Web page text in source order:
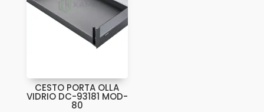
CESTO PORTA OLLA
VIDRIO DC-93181 MOD-
80